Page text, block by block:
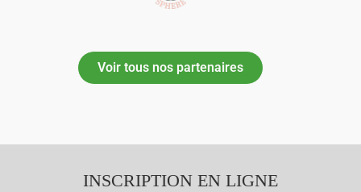
Voir tous nos partenaires
INSCRIPTION EN LIGNE